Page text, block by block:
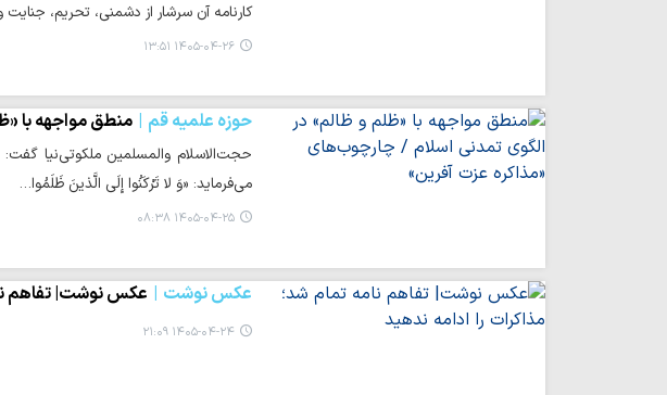
کارنامه آن سرشار از دشمنی، تحریم،
۱۴۰۵-۰۴-۲۶ ۱۳:۵۱
حوزه علمیه قم منطق مواجهه با
حجت‌الاسلام والمسلمین ملکوتی‌نیا گفت:
می‌فرماید: «وَ لا تَرْکَنُوا إِلَی الَّذینَ ظَلَمُوا…
۱۴۰۵-۰۴-۲۵ ۰۸:۳۸
عکس نوشت عکس نوشت| تفاهم
۱۴۰۵-۰۴-۲۴ ۲۱:۰۹